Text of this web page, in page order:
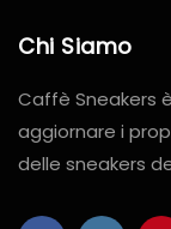
Chi Siamo
Caffè Sneakers
aggiornare i
delle sneakers